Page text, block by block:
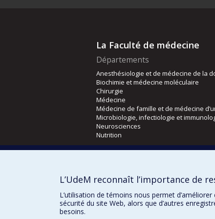
La Faculté de médecine
Départements
Anesthésiologie et de médecine de la
Biochimie et médecine moléculaire
Chirurgie
Médecine
Médecine de famille et de médecine
Microbiologie, infectiologie et
Neurosciences
Nutrition
Orthophonie et audiologie
L’UdeM reconnaît l’importance de
L’utilisation de témoins nous permet
sécurité du site Web, alors que d’autres
besoins.